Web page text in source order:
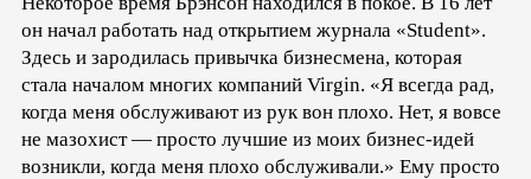
он начал работать над открытием журнала «Student».
Здесь и зародилась привычка бизнесмена, которая
стала началом многих компаний Virgin. «Я всегда рад,
когда меня обслуживают из рук вон плохо. Нет, я вовсе
не мазохист — просто лучшие из моих бизнес-идей
возникли, когда меня плохо обслуживали.» Ему просто